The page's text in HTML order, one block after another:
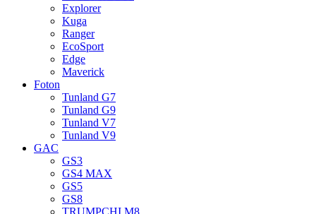
Explorer
Kuga
Ranger
EcoSport
Edge
Maverick
Foton
Tunland G7
Tunland G9
Tunland V7
Tunland V9
GAC
GS3
GS4 MAX
GS5
GS8
TRUMPCHI M8